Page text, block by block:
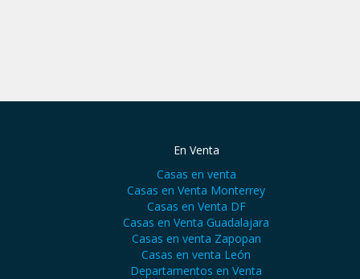
En Venta
Casas en venta
Casas en Venta Monterrey
Casas en Venta DF
Casas en Venta Guadalajara
Casas en venta Zapopan
Casas en venta León
Departamentos en Venta